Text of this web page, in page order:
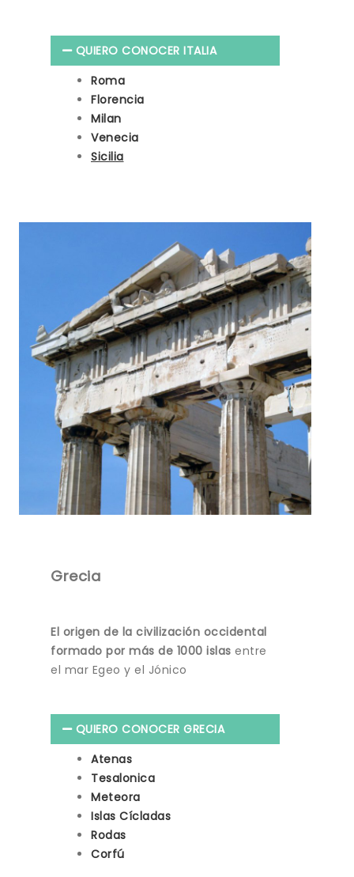
QUIERO CONOCER ITALIA
Roma
Florencia
Milan
Venecia
Sicilia
Grecia
El origen de la civilización occidental
formado por más de 1000 islas entre
el mar Egeo y el Jónico
QUIERO CONOCER GRECIA
Atenas
Tesalonica
Meteora
Islas Cícladas
Rodas
Corfú